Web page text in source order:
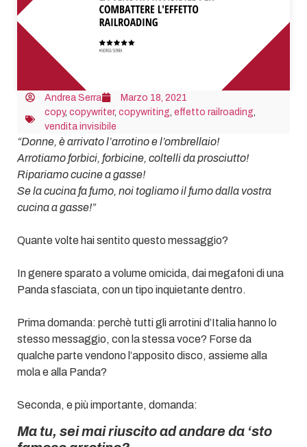
Andrea Serra
Marzo 18, 2021
copy, copywriter, copywriting effetto railroading
vendita invisibile
“Donne, è arrivato l’arrotino e l’ombrellaio!
Arrotiamo forbici, forbicine, coltelli da prosciutto!
Ripariamo cucine a gasse!
Se la cucina fa fumo, noi togliamo il fumo dalla vostra
cucina a gasse!”
Quante volte hai sentito questo messaggio?
In genere sparato a volume omicida, dai megafoni di una
Panda sfasciata, con un tipo inquietante dentro.
Prima domanda: perchè tutti gli arrotini d’Italia hanno lo
stesso messaggio, con la stessa voce? Forse da
qualche parte vendono l’apposito disco, assieme alla
mola e alla Panda?
Seconda, e più importante, domanda:
Ma tu, sei mai riuscito ad andare da ‘sto